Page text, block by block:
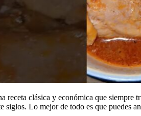
receta clásica y económica que
siglos. Lo mejor de todo es que puedes